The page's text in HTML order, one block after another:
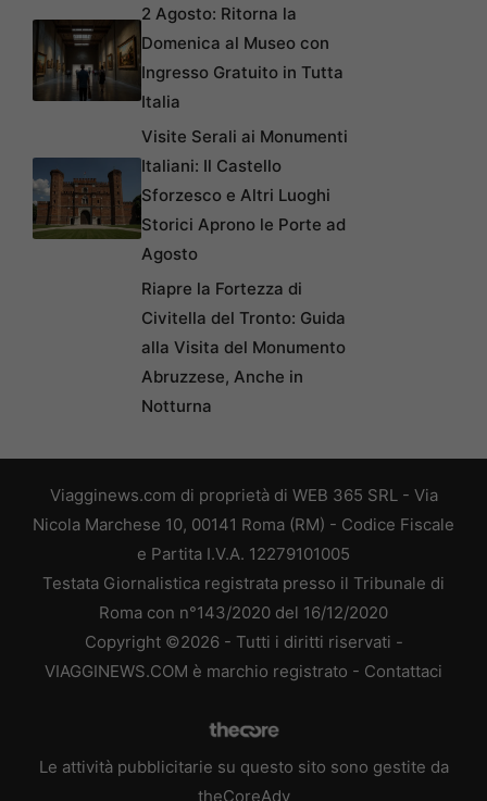
2 Agosto: Ritorna la
Domenica al Museo con
Ingresso Gratuito in Tutta
Italia
Visite Serali ai Monumenti
Italiani: Il Castello
Sforzesco e Altri Luoghi
Storici Aprono le Porte ad
Agosto
Riapre la Fortezza di
Civitella del Tronto: Guida
alla Visita del Monumento
Abruzzese, Anche in
Notturna
Viagginews.com di proprietà di WEB 365 SRL - Via
Nicola Marchese 10, 00141 Roma (RM) - Codice Fiscale
e Partita I.V.A. 12279101005
Testata Giornalistica registrata presso il Tribunale di
Roma con n°143/2020 del 16/12/2020
Copyright ©2026 - Tutti i diritti riservati -
VIAGGINEWS.COM è marchio registrato - Contattaci
Le attività pubblicitarie su questo sito sono gestite da
theCoreAdv